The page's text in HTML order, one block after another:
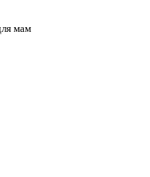
мам